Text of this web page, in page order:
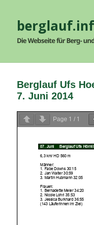
Die Webseite für Berg-
Berglauf Ufs
7. Juni 2014
Page 1 / 1